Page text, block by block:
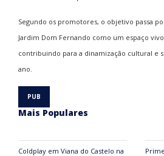
Segundo os promotores, o objetivo passa
Jardim Dom Fernando como um espaço
contribuindo para a dinamização cultural e
ano.
Mais Populares
Coldplay em Viana do Castelo na